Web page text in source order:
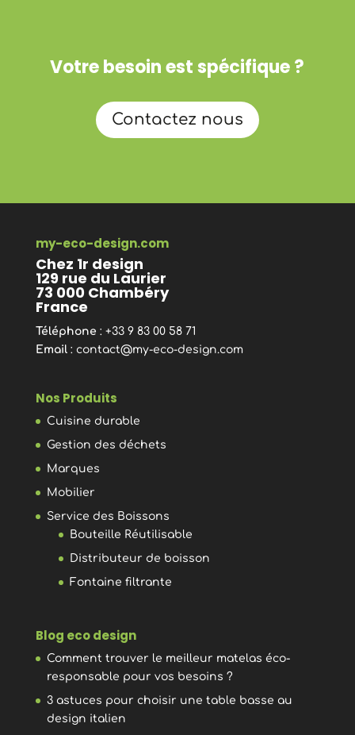
Votre besoin est spécifique ?
Contactez nous
my-eco-design.com
Chez 1r design
129 rue du Laurier
73 000 Chambéry
France
Téléphone : +33 9 83 00 58 71
Email: contact@my-eco-design.com
Nos Produits
Cuisine durable
Gestion des déchets
Marques
Mobilier
Service des Boissons
Bouteille Réutilisable
Distributeur de boisson
Fontaine filtrante
Blog eco design
Comment trouver le meilleur matelas éco-
responsable pour vos besoins ?
3 astuces pour choisir une table basse au
design italien